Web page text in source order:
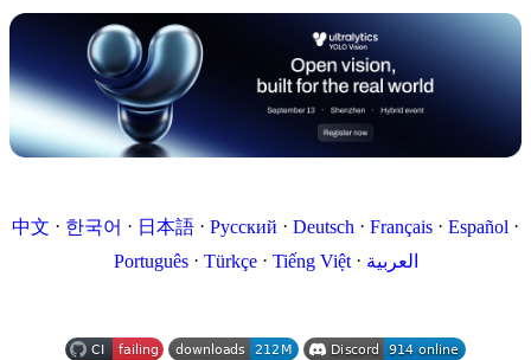
中文 · 한국어 · 日本語 · Русский · Deutsch · Français · Español ·
Português· Türkçe· Tiếng Việt· العربية